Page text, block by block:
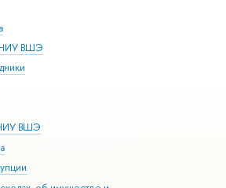
НИУ ВШЭ
ВШЭ